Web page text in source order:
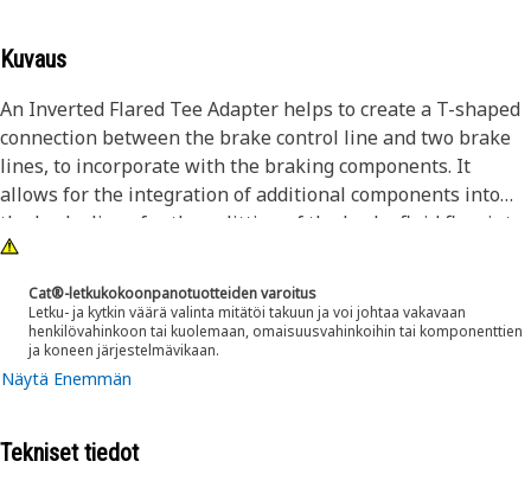
Kuvaus
An Inverted Flared Tee Adapter helps to create a T-shaped
connection between the brake control line and two brake
lines, to incorporate with the braking components. It
allows for the integration of additional components into
the brake lines for the splitting of the brake fluid flow into
multiple directions.
Attributes:
• Suitable to use with a tube of diameter 7.94mm
• Resist vibrations and mechanical stresses encountered in
fluid units, providing stability and preventing loosening of
Cat®-letkukokoonpanotuotteiden varoitus
Letku- ja kytkin väärä valinta mitätöi takuun ja voi johtaa vakavaan
henkilövahinkoon tai kuolemaan, omaisuusvahinkoihin tai komponenttien
ja koneen järjestelmävikaan.
Näytä Enemmän
Tekniset tiedot